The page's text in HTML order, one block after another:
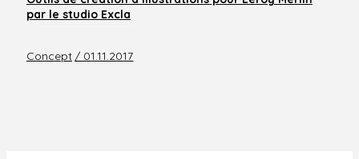
par le studio Excla
Concept / 01.11.2017